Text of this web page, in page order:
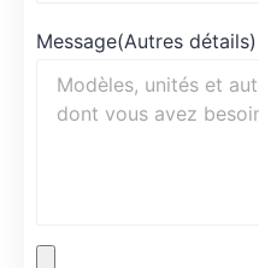
Message(Autres détails)